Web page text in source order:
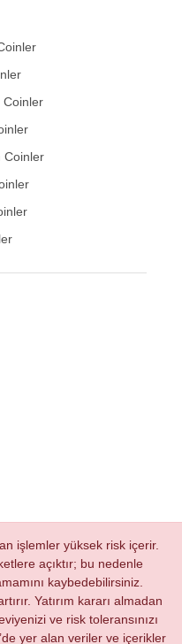
Coinler
Coinler
işlemler yüksek risk içerir.
açıktır; bu nedenle
kaybedebilirsiniz.
Yatırım kararı almadan
ve risk toleransınızı
yer alan veriler ve içerikler